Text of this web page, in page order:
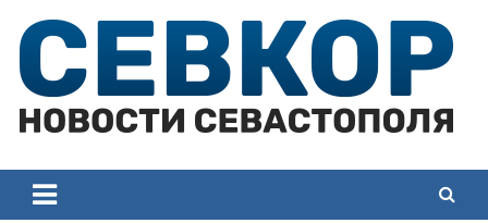
content
Севастополя
Севастополя